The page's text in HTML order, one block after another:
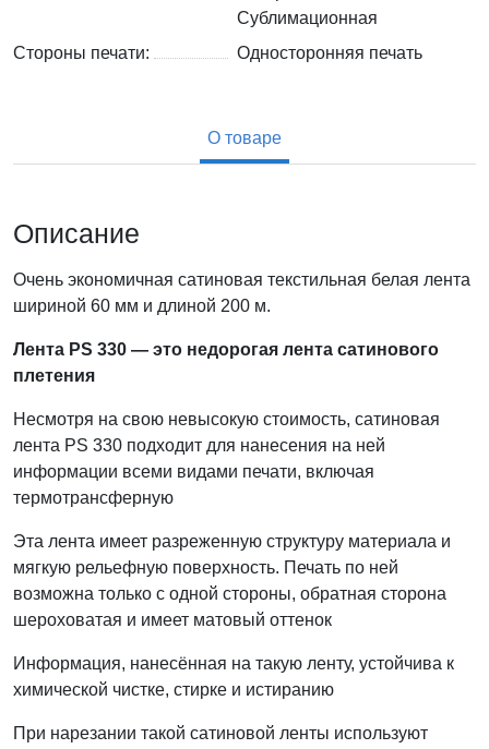
Сублимационная
Стороны печати:
Односторонняя печать
О товаре
Описание
Очень экономичная сатиновая текстильная белая лента
шириной 60 мм и длиной 200 м.
Лента PS 330 — это недорогая лента сатинового
плетения
Несмотря на свою невысокую стоимость, сатиновая
лента PS 330 подходит для нанесения на ней
информации всеми видами печати, включая
термотрансферную
Эта лента имеет разреженную структуру материала и
мягкую рельефную поверхность. Печать по ней
возможна только с одной стороны, обратная сторона
шероховатая и имеет матовый оттенок
Информация, нанесённая на такую ленту, устойчива к
химической чистке, стирке и истиранию
При нарезании такой сатиновой ленты используют